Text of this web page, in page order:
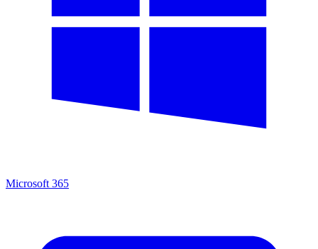
Microsoft 365